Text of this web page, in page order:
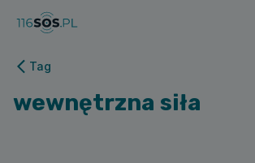
Tag
wewnętrzna siła
116sos.pl | wewnętrzna siła